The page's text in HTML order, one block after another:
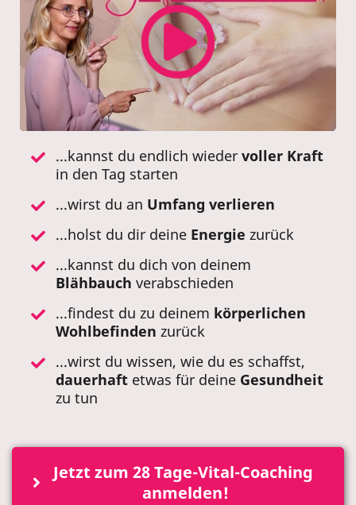
...kannst du endlich wieder voller Kraft
in den Tag starten
...wirst du an Umfang verlieren
...holst du dir deine Energie zurück
...kannst du dich von deinem
Blähbauch verabschieden
...findest du zu deinem körperlichen
Wohlbefinden zurück
...wirst du wissen, wie du es schaffst,
dauerhaft etwas für deine Gesundheit
zu tun
Jetzt zum 28 Tage-Vital-Coaching
anmelden!